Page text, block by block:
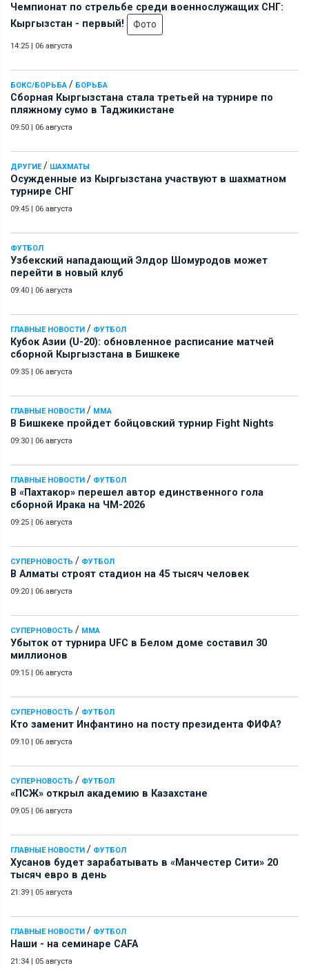
Чемпионат по стрельбе среди военнослужащих СНГ:
Кыргызстан - первый!
Фото
14:25 | 06 августа
БОКС/БОРЬБА / БОРЬБА
Сборная Кыргызстана стала третьей на турнире по
пляжному сумо в Таджикистане
09:50 | 06 августа
ДРУГИЕ/ ШАХМАТЫ
Осужденные из Кыргызстана участвуют в шахматном
турнире СНГ
09:45 | 06 августа
ФУТБОЛ
Узбекский нападающий Элдор Шомуродов может
перейти в новый клуб
09:40 | 06 августа
ГЛАВНЫЕ НОВОСТИ / ФУТБОЛ
Кубок Азии (U-20): обновленное расписание матчей
сборной Кыргызстана в Бишкеке
09:35 | 06 августа
ГЛАВНЫЕ НОВОСТИ / ММА
В Бишкеке пройдет бойцовский турнир Fight Nights
09:30 | 06 августа
ГЛАВНЫЕ НОВОСТИ / ФУТБОЛ
В «Пахтакор» перешел автор единственного гола
сборной Ирака на ЧМ-2026
09:25 | 06 августа
СУПЕРНОВОСТЬ / ФУТБОЛ
В Алматы строят стадион на 45 тысяч человек
09:20 | 06 августа
СУПЕРНОВОСТЬ / ММА
Убыток от турнира UFC в Белом доме составил 30
миллионов
09:15 | 06 августа
СУПЕРНОВОСТЬ / ФУТБОЛ
Кто заменит Инфантино на посту президента ФИФА?
09:10 | 06 августа
СУПЕРНОВОСТЬ / ФУТБОЛ
«ПСЖ» открыл академию в Казахстане
09:05 | 06 августа
ГЛАВНЫЕ НОВОСТИ / ФУТБОЛ
Хусанов будет зарабатывать в «Манчестер Сити» 20
тысяч евро в день
21:39 | 05 августа
ГЛАВНЫЕ НОВОСТИ / ФУТБОЛ
Наши - на семинаре СAFA
21:34 | 05 августа